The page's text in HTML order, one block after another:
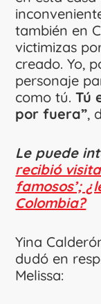
también en
victimizas
creado. Yo,
personaje
como tú.Tú
por fuera”,
Le puede
recibió
famosos’;
Colombia?
Yina
dudó en
Melissa: